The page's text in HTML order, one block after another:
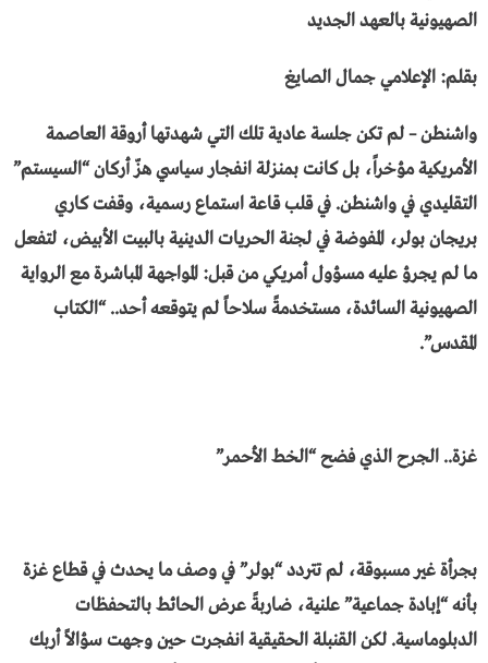
الصهيونية بالعهد الجديد
بقلم: الإعلامي جمال الصايغ
​واشنطن – لم تكن جلسة عادية تلك التي شهدتها أروقة العاصمة
الأمريكية مؤخراً، بل كانت بمنزلة انفجار سياسي هزّ أركان “السيستم”
التقليدي في واشنطن. في قلب قاعة استماع رسمية، وقفت كاري
بريجان بولر، المفوضة في لجنة الحريات الدينية بالبيت الأبيض، لتفعل
ما لم يجرؤ عليه مسؤول أمريكي من قبل: المواجهة المباشرة مع الرواية
الصهيونية السائدة، مستخدمةً سلاحاً لم يتوقعه أحد.. “الكتاب
المقدس”.
​غزة.. الجرح الذي فضح “الخط الأحمر”
​بجرأة غير مسبوقة، لم تتردد “بولر” في وصف ما يحدث في قطاع غزة
بأنه “إبادة جماعية” علنية، ضاربةً عرض الحائط بالتحفظات
الدبلوماسية. لكن القنبلة الحقيقية انفجرت حين وجهت سؤالاً أربك